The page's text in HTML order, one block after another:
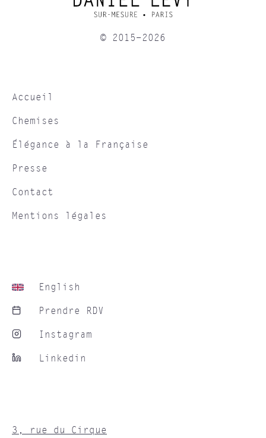
© 2015-2026
Accueil
Chemises
Élégance à la Française
Presse
Contact
Mentions légales
English
Prendre RDV
Instagram
Linkedin
3, rue du Cirque